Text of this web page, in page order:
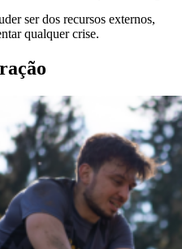
ser dos recursos externos,
qualquer crise.